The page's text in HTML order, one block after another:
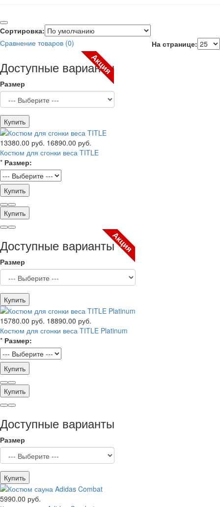
Сортировка:
На странице:
Сравнение товаров (0)
Доступные варианты
Размер
Купить
Акция
13380.00 руб. 16890.00 руб.
Костюм для сгонки веса TITLE
* Размер:
Купить
Купить
Доступные варианты
Размер
Купить
Акция
15780.00 руб. 18890.00 руб.
Костюм для сгонки веса TITLE Platinum
* Размер:
Купить
Купить
Доступные варианты
Размер
Купить
5990.00 руб.